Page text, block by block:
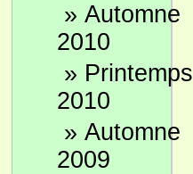
» Automne
2010
» Printemps
2010
» Automne
2009